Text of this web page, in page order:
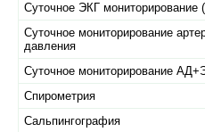
Суточное ЭКГ мониторирование
Суточное мониторирование
давления
Суточное мониторирование
Спирометрия
Сальпингография